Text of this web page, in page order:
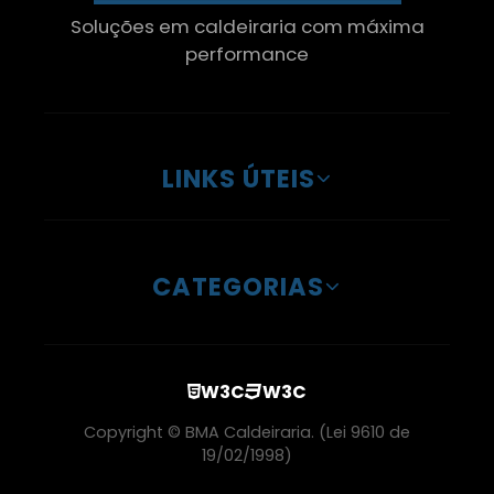
Caldeira A Lenha Preço
Inspeção De Caldeira Gás Natural
Caldeira A Lenha Vertical
Serviço De Manutenção Em Caldeiras
Manutenção Em Caldeiras Industriais Em Sp
Soluções em caldeiraria com máxima
performance
LINKS ÚTEIS
CATEGORIAS
Copyright © BMA Caldeiraria. (Lei 9610 de
19/02/1998)
W3C W3C